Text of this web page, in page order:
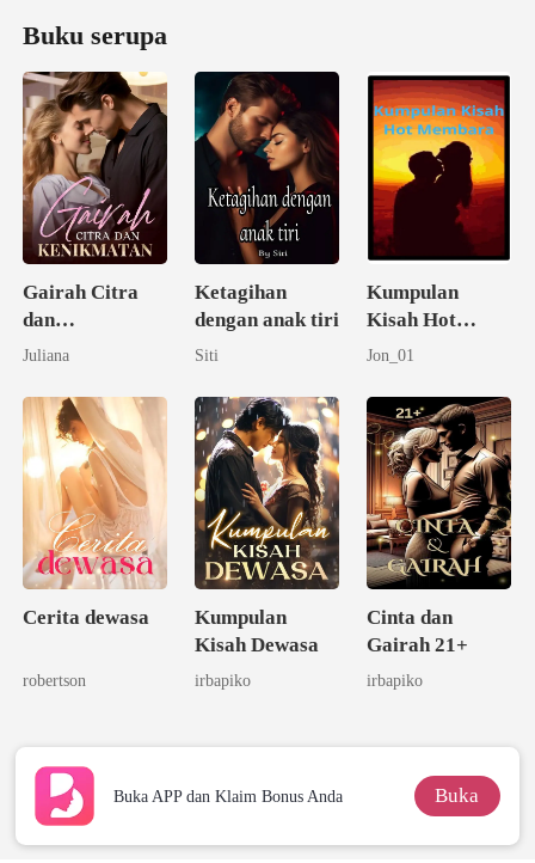
Buku serupa
Gairah Citra
dan
Kenikmatan
Juliana
Ketagihan
dengan anak tiri
Siti
Kumpulan
Kisah Hot
Membara
Jon_01
Cerita dewasa
robertson
Kumpulan
Kisah Dewasa
irbapiko
Cinta dan
Gairah 21+
irbapiko
Buka APP dan Klaim Bonus Anda Buka